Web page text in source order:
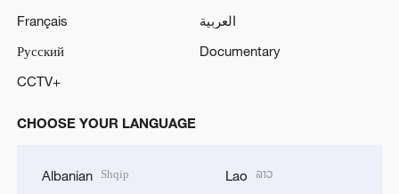
Français
العربية
Русский
Documentary
CCTV+
CHOOSE YOUR LANGUAGE
Albanian Shqip Lao ລາວ